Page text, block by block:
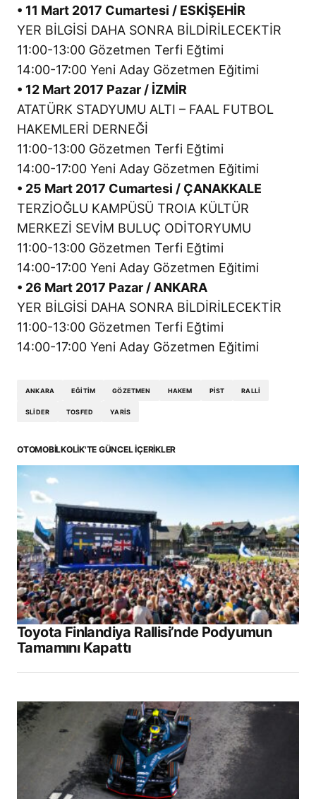
• 11 Mart 2017 Cumartesi / ESKİŞEHİR
YER BİLGİSİ DAHA SONRA BİLDİRİLECEKTİR
11:00-13:00 Gözetmen Terfi Eğtimi
14:00-17:00 Yeni Aday Gözetmen Eğitimi
• 12 Mart 2017 Pazar / İZMİR
ATATÜRK STADYUMU ALTI – FAAL FUTBOL
HAKEMLERİ DERNEĞİ
11:00-13:00 Gözetmen Terfi Eğtimi
14:00-17:00 Yeni Aday Gözetmen Eğitimi
• 25 Mart 2017 Cumartesi / ÇANAKKALE
TERZİOĞLU KAMPÜSÜ TROIA KÜLTÜR
MERKEZİ SEVİM BULUÇ ODİTORYUMU
11:00-13:00 Gözetmen Terfi Eğtimi
14:00-17:00 Yeni Aday Gözetmen Eğitimi
• 26 Mart 2017 Pazar / ANKARA
YER BİLGİSİ DAHA SONRA BİLDİRİLECEKTİR
11:00-13:00 Gözetmen Terfi Eğtimi
14:00-17:00 Yeni Aday Gözetmen Eğitimi
ANKARA EĞITIM GÖZETMEN HAKEM PIST RALLI
SLIDER TOSFED YARIS
OTOMOBILKOLIK'TE GÜNCEL İÇERIKLER
Toyota Finlandiya Rallisi’nde Podyumun
Tamamını Kapattı